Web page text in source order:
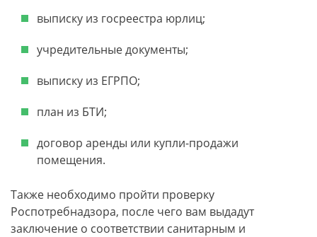
выписку из госреестра юрлиц;
учредительные документы;
выписку из ЕГРПО;
план из БТИ;
договор аренды или купли-продажи
помещения.
Также необходимо пройти проверку
Роспотребнадзора, после чего вам выдадут
заключение о соответствии санитарным и